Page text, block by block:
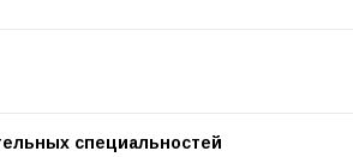
специальностей